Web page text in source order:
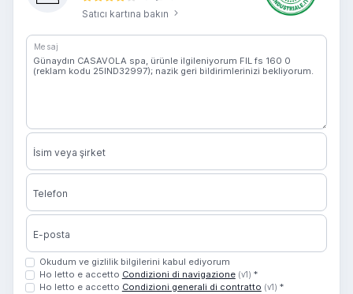
Satıcı kartına bakın
Mesaj
İsim veya şirket
Telefon
E-posta
Okudum ve gizlilik bilgilerini kabul ediyorum
Ho letto e accetto Condizioni di navigazione (v1) *
Ho letto e accetto Condizioni generali di contratto (v1) *